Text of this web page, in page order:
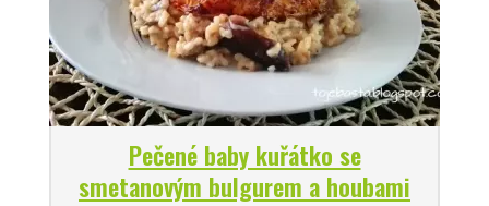
Pečené baby kuřátko se
smetanovým bulgurem a houbami